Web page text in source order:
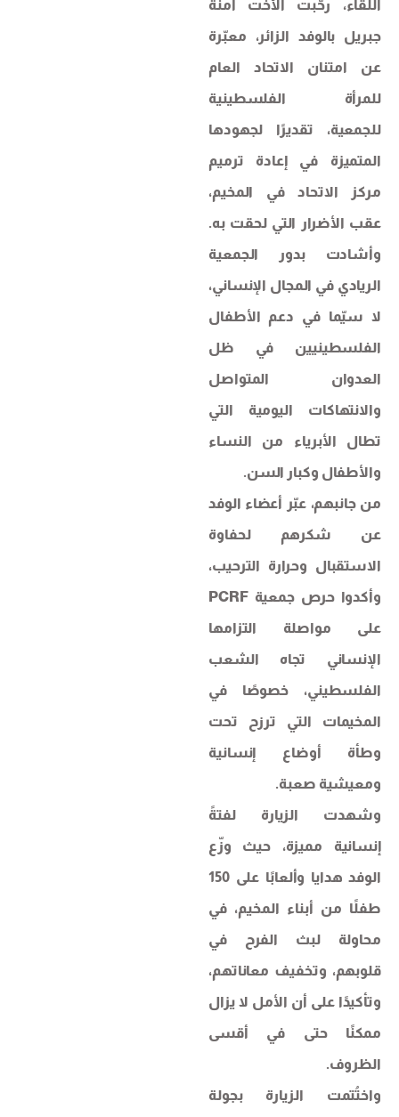
اللقاء، رحّبت الأخت آمنة
جبريل بالوفد الزائر، معبّرة
عن امتنان الاتحاد العام
للمرأة الفلسطينية
للجمعية، تقديرًا لجهودها
المتميزة في إعادة ترميم
مركز الاتحاد في المخيم،
عقب الأضرار التي لحقت به.
وأشادت بدور الجمعية
الريادي في المجال الإنساني،
لا سيّما في دعم الأطفال
الفلسطينيين في ظل
العدوان المتواصل
والانتهاكات اليومية التي
تطال الأبرياء من النساء
والأطفال وكبار السن.
من جانبهم، عبّر أعضاء الوفد
عن شكرهم لحفاوة
الاستقبال وحرارة الترحيب،
وأكدوا حرص جمعية PCRF
على مواصلة التزامها
الإنساني تجاه الشعب
الفلسطيني، خصوصًا في
المخيمات التي ترزح تحت
وطأة أوضاع إنسانية
ومعيشية صعبة.
وشهدت الزيارة لفتةً
إنسانية مميزة، حيث وزّع
الوفد هدايا وألعابًا على 150
طفلًا من أبناء المخيم، في
محاولة لبث الفرح في
قلوبهم، وتخفيف معاناتهم،
وتأكيدًا على أن الأمل لا يزال
ممكنًا حتى في أقسى
الظروف.
واختُتمت الزيارة بجولة